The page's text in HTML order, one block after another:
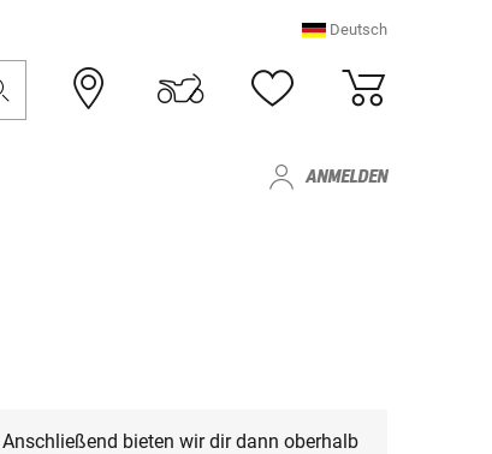
Deutsch
ANMELDEN
bieten wir dir dann oberhalb